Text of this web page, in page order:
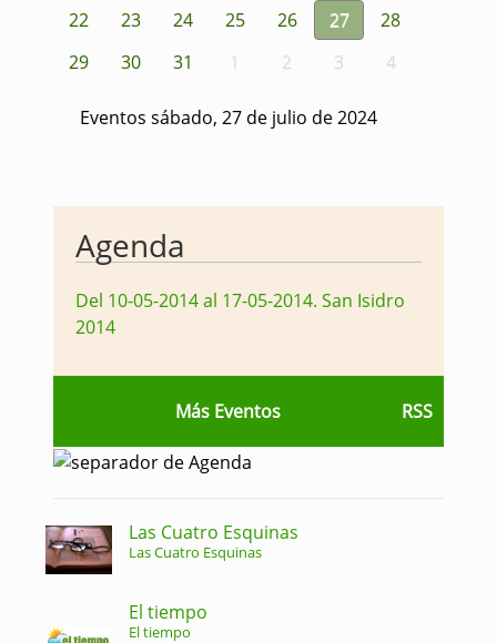
22
23 24 25 26 27
28
29
30 31 1 2 3 4
Eventos sábado, 27 de julio de 2024
Agenda
Del 10-05-2014 al 17-05-2014. San Isidro
2014
Más Eventos RSS
Las Cuatro Esquinas
Las Cuatro Esquinas
El tiempo
El tiempo